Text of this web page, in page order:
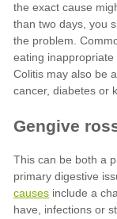
causes